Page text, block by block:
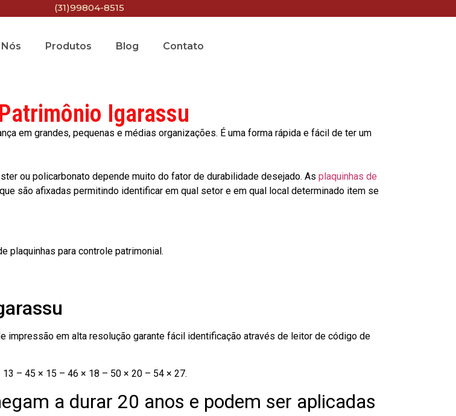
(31)99804-8515
Produtos Blog Contato
Igarassu
em grandes, pequenas e médias organizações. É uma forma rápida e fácil de ter um
ou policarbonato depende muito do fator de durabilidade desejado. As plaquinhas de
são afixadas permitindo identificar em qual setor e em qual local determinado item se
plaquinhas para controle patrimonial.
impressão em alta resolução garante fácil identificação através de leitor de código de
– 45 × 15 – 46 × 18 – 50 × 20 – 54 × 27.
a durar 20 anos e podem ser aplicadas